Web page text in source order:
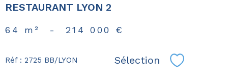
RESTAURANT LYON 2
64 m² - 214 000 €
Réf : 2725 BB/LYON Sélection